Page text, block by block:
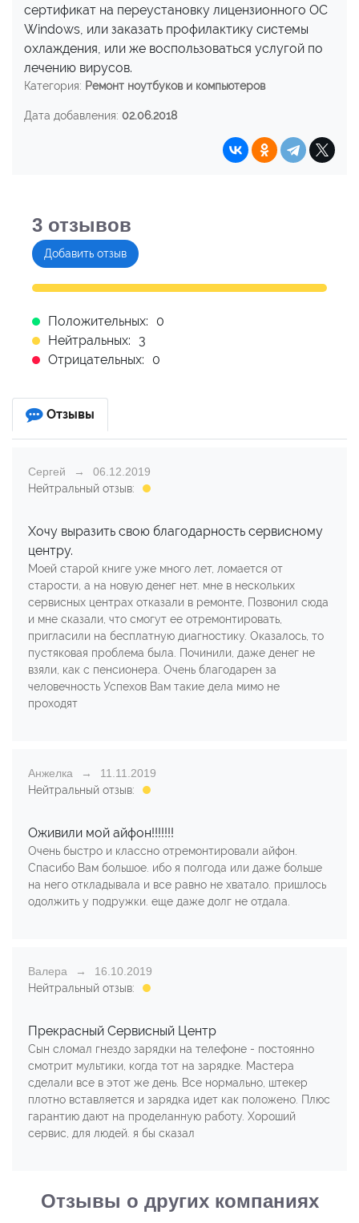
сертификат на переустановку лицензионного OC
Windows, или заказать профилактику системы
охлаждения, или же воспользоваться услугой по
лечению вирусов.
Категория: Ремонт ноутбуков и компьютеров
Дата добавления: 02.06.2018
3 отзывов
Добавить отзыв
Положительных:
0
Нейтральных:
3
Отрицательных:
0
Отзывы
Сергей
06.12.2019
Нейтральный отзыв:
Хочу выразить свою благодарность сервисному
центру.
Моей старой книге уже много лет, ломается от
старости, а на новую денег нет. мне в нескольких
сервисных центрах отказали в ремонте, Позвонил сюда
и мне сказали, что смогут ее отремонтировать,
пригласили на бесплатную диагностику. Оказалось, то
пустяковая проблема была. Починили, даже денег не
взяли, как с пенсионера. Очень благодарен за
человечность Успехов Вам такие дела мимо не
проходят
Анжелка
11.11.2019
Нейтральный отзыв:
Оживили мой айфон!!!!!!!
Очень быстро и классно отремонтировали айфон.
Спасибо Вам большое. ибо я полгода или даже больше
на него откладывала и все равно не хватало. пришлось
одолжить у подружки. еще даже долг не отдала.
Валера
16.10.2019
Нейтральный отзыв:
Прекрасный Сервисный Центр
Сын сломал гнездо зарядки на телефоне - постоянно
смотрит мультики, когда тот на зарядке. Мастера
сделали все в этот же день. Все нормально, штекер
плотно вставляется и зарядка идет как положено. Плюс
гарантию дают на проделанную работу. Хороший
сервис, для людей. я бы сказал
Отзывы о других компаниях